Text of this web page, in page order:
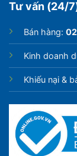
Tư vấn (24/
Bán hàng:
Kinh doanh
Khiếu nại &